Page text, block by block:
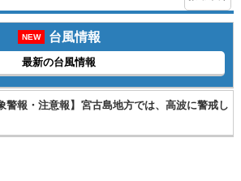
NEW 台風情報
最新の台風情報
警報・注意報】宮古島地方では、高波に警戒し